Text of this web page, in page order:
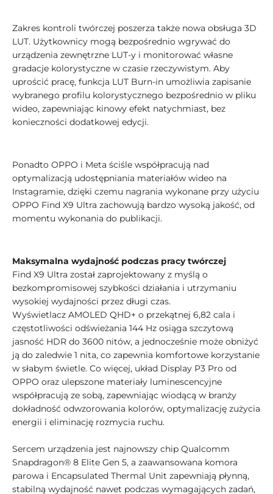
Zakres kontroli twórczej poszerza także nowa obsługa 3D
LUT. Użytkownicy mogą bezpośrednio wgrywać do
urządzenia zewnętrzne LUT-y i monitorować własne
gradacje kolorystyczne w czasie rzeczywistym. Aby
uprościć pracę, funkcja LUT Burn-in umożliwia zapisanie
wybranego profilu kolorystycznego bezpośrednio w pliku
wideo, zapewniając kinowy efekt natychmiast, bez
konieczności dodatkowej edycji.
Ponadto OPPO i Meta ściśle współpracują nad
optymalizacją udostępniania materiałów wideo na
Instagramie, dzięki czemu nagrania wykonane przy użyciu
OPPO Find X9 Ultra zachowują bardzo wysoką jakość, od
momentu wykonania do publikacji.
Maksymalna wydajność podczas pracy twórczej
Find X9 Ultra został zaprojektowany z myślą o
bezkompromisowej szybkości działania i utrzymaniu
wysokiej wydajności przez długi czas.
Wyświetlacz AMOLED QHD+ o przekątnej 6,82 cala i
częstotliwości odświeżania 144 Hz osiąga szczytową
jasność HDR do 3600 nitów, a jednocześnie może obniżyć
ją do zaledwie 1 nita, co zapewnia komfortowe korzystanie
w słabym świetle. Co więcej, układ Display P3 Pro od
OPPO oraz ulepszone materiały luminescencyjne
współpracują ze sobą, zapewniając wiodącą w branży
dokładność odwzorowania kolorów, optymalizację zużycia
energii i eliminację rozmycia ruchu.
Sercem urządzenia jest najnowszy chip Qualcomm
Snapdragon® 8 Elite Gen 5, a zaawansowana komora
parowa i Encapsulated Thermal Unit zapewniają płynną,
stabilną wydajność nawet podczas wymagających zadań,